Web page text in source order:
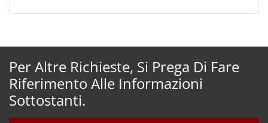
Per Altre Richieste, Si Prega Di Fare
Riferimento Alle Informazioni
Sottostanti.